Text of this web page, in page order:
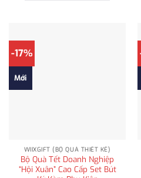
-17%
Mới
WIIXGIFT (BỘ QUÀ THIẾT KẾ)
Bộ Quà Tết Doanh Nghiệp
“Hội Xuân” Cao Cấp Set Bút